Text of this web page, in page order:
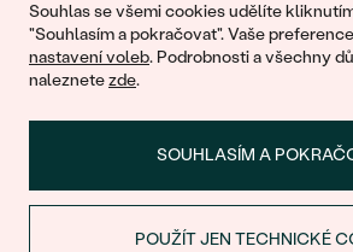
Souhlas se všemi cookies udělíte
"Souhlasím a pokračovat". Vaše
nastavení voleb. Podrobnosti a všechny
naleznetezde.
SOUHLASÍM A
POUŽÍT JEN TECHNICKÉ
© 2011 - 2026, Eppi.cz